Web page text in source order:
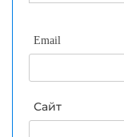
Email
Сайт